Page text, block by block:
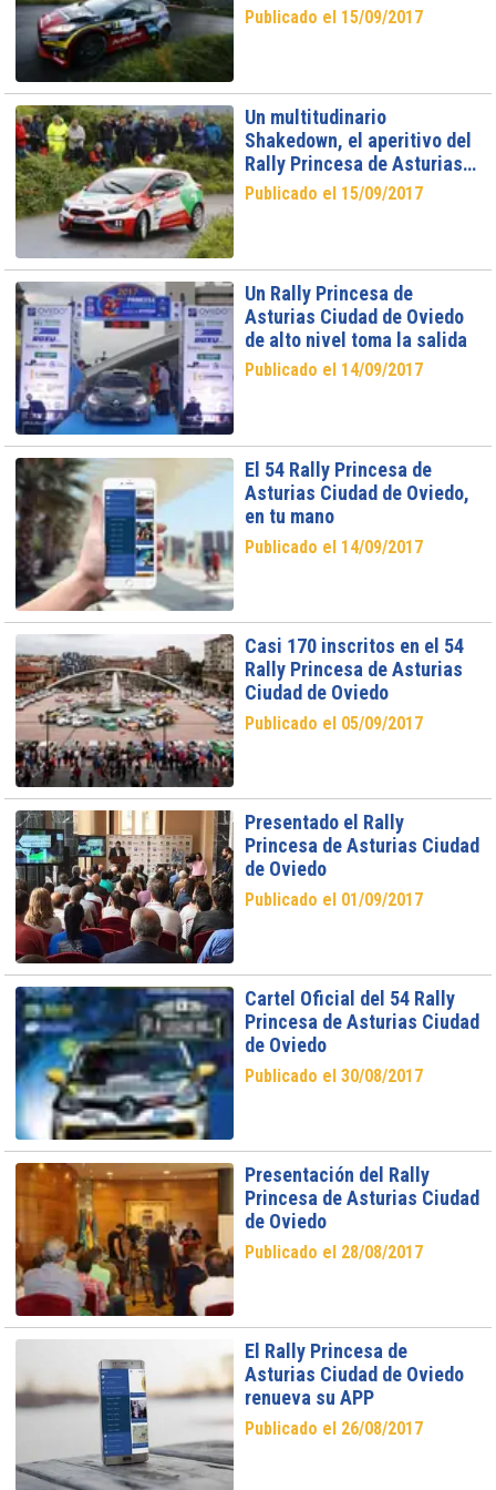
Ciudad de Oviedo y Cristian
Publicado el 15/09/2017
Un multitudinario
Shakedown, el aperitivo del
Rally Princesa de Asturias
Ciudad de Oviedo
Publicado el 15/09/2017
Un Rally Princesa de
Asturias Ciudad de Oviedo
de alto nivel toma la salida
Publicado el 14/09/2017
El 54 Rally Princesa de
Asturias Ciudad de Oviedo,
en tu mano
Publicado el 14/09/2017
Casi 170 inscritos en el 54
Rally Princesa de Asturias
Ciudad de Oviedo
Publicado el 05/09/2017
Presentado el Rally
Princesa de Asturias Ciudad
de Oviedo
Publicado el 01/09/2017
Cartel Oficial del 54 Rally
Princesa de Asturias Ciudad
de Oviedo
Publicado el 30/08/2017
Presentación del Rally
Princesa de Asturias Ciudad
de Oviedo
Publicado el 28/08/2017
El Rally Princesa de
Asturias Ciudad de Oviedo
renueva su APP
Publicado el 26/08/2017